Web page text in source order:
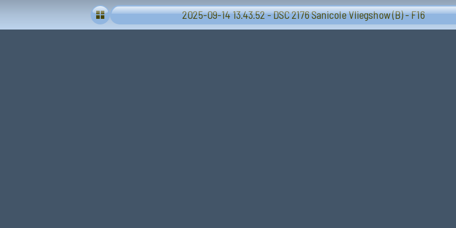
Vliegtuigen - Sanicole (B) 13 en 14 september
2025-09-14 13.43.52 - DSC 2176 Sanicole Vliegshow (B) - F16